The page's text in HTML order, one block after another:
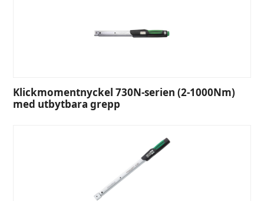
Klickmomentnyckel 730N-serien (2-1000Nm)
med utbytbara grepp